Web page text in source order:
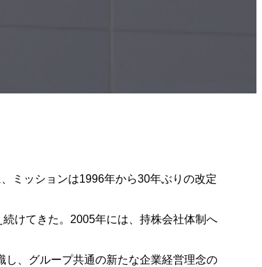
ミッションは1996年から30年ぶりの改定
けてきた。2005年には、持株会社体制へ
、グループ共通の新たな企業経営理念の